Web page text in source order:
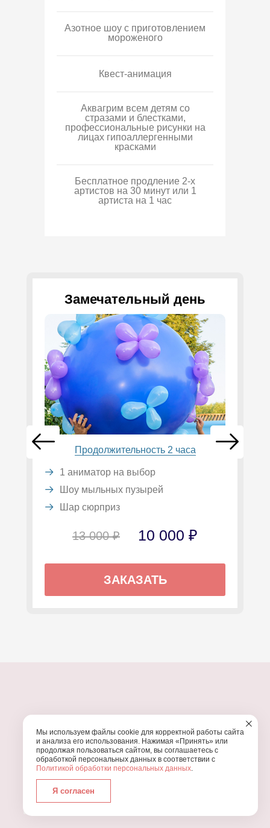
Азотное шоу с приготовлением
мороженого
Квест-анимация
Аквагрим всем детям со
стразами и блестками,
профессиональные рисунки на
лицах гипоаллергенными
красками
Бесплатное продление 2-х
артистов на 30 минут или 1
артиста на 1 час
Замечательный день
Продолжительность 2 часа
1 аниматор на выбор
Шоу мыльных пузырей
Шар сюрприз
13 000 ₽ 10 000 ₽
ЗАКАЗАТЬ
УЗНАЙТЕ, ПОЧЕМУ ПРОВЕДЕНИЕВАШЕГО
ПРАЗДНИКА СТОИТ ДОВЕРИТЬ НАМ
Работаем с 2016 года
Мы используем файлы cookie для корректной работы сайта
и анализа его использования. Нажимая «Принять» или
продолжая пользоваться сайтом, вы соглашаетесь с
обработкой персональных данных в соответствии с
Политикой обработки персональных данных.
Я согласен